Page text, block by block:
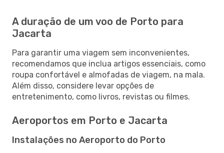
A duração de um voo de Porto para
Jacarta
Para garantir uma viagem sem inconvenientes,
recomendamos que inclua artigos essenciais, como
roupa confortável e almofadas de viagem, na mala.
Além disso, considere levar opções de
entretenimento, como livros, revistas ou filmes.
Aeroportos em Porto e Jacarta
Instalações no Aeroporto do Porto